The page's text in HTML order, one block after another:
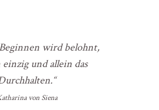
wird belohnt,
und allein das
von Siena